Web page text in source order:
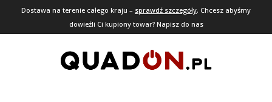
Dostawa na terenie całego kraju – sprawdź szczegóły. Chcesz abyśmy
dowieźli Ci kupiony towar? Napisz do nas